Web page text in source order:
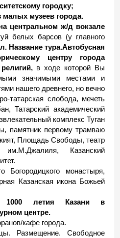
городку;
малых музеев города.
центральном ж/д вокзале
белых барсов (у главного
Название тура.Автобусная
центру города
в ходе которой Вы
значимыми местами и
нашего древнего, но вечно
татарская слобода, мечеть
Татарский академический
комплекс Туган
памятник первому трамваю
Площадь Свободы, театр
Казанский
Богородицкого монастыря,
Казанская икона Божьей
1000 летия Казани в
центре.
кафе города.
Размещение. Свободное